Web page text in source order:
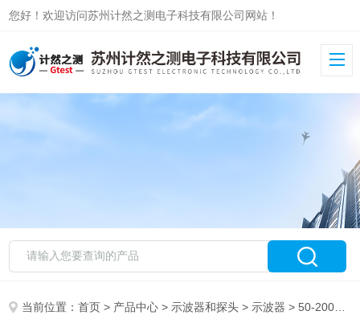
您好！欢迎访问苏州计然之测电子科技有限公司网站！
当前位置：首页 > 产品中心 >示波器和探头 >示波器 > 50-200MHzTDS2000C数字存储示波器Tektronix泰克